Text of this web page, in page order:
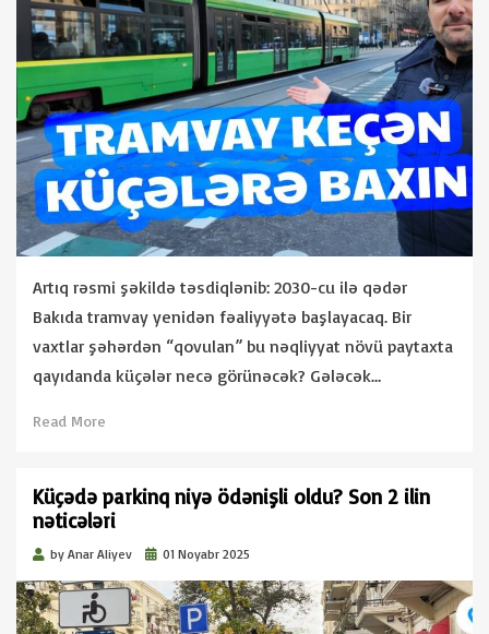
Artıq rəsmi şəkildə təsdiqlənib: 2030-cu ilə qədər
Bakıda tramvay yenidən fəaliyyətə başlayacaq. Bir
vaxtlar şəhərdən “qovulan” bu nəqliyyat növü paytaxta
qayıdanda küçələr necə görünəcək? Gələcək…
Read More
Küçədə parkinq niyə ödənişli oldu? Son 2 ilin
nəticələri
by Anar Aliyev
Posted
01 Noyabr 2025